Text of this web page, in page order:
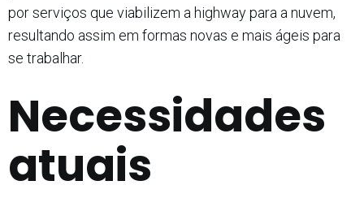
por serviços que viabilizem a highway para a nuvem,
resultando assim em formas novas e mais ágeis para
se trabalhar.
Necessidades
atuais